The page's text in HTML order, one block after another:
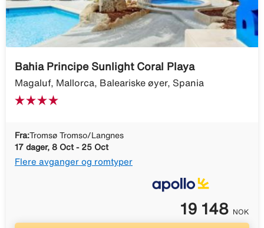
Bahia Principe Sunlight Coral Playa
Magaluf, Mallorca, Baleariske øyer, Spania
Fra:Tromsø Tromso/Langnes
17 dager, 8 Oct - 25 Oct
Flere avganger og romtyper
19 148 NOK